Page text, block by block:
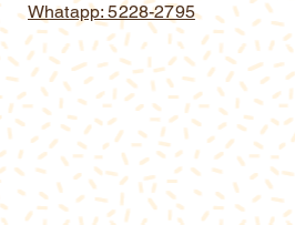
Whatapp: 5228-2795